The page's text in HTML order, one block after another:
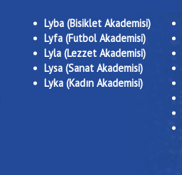
Lyba (Bisiklet Akademisi)
Lyfa (Futbol Akademisi)
Lyla (Lezzet Akademisi)
Lysa (Sanat Akademisi)
Lyka (Kadın Akademisi)